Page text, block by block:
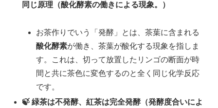
同じ原理（酸化酵素の働きによる現象。）
お茶作りでいう「発酵」とは、茶葉に含まれる
酸化酵素が働き、茶葉が酸化する現象を指しま
す。これは、切って放置したリンゴの断面が時
間と共に茶色に変色するのと全く同じ化学反応
です。
🍃 緑茶は不発酵、紅茶は完全発酵（発酵度合いによ